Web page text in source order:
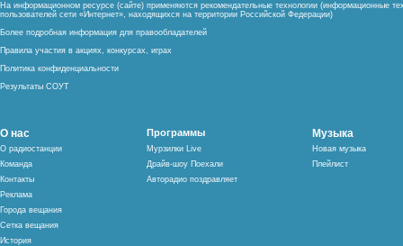
На информационном ресурсе (сайте) применяются рекомендательные технологии (информационные
пользователей сети «Интернет», находящихся на территории Российской Федерации)
Более подробная информация для правообладателей
Правила участия в акциях, конкурсах, играх
Политика конфиденциальности
Результаты СОУТ
О нас
О радиостанции
Команда
Контакты
Реклама
Города вещания
Сетка вещания
История
Программы
Мурзилки Live
Драйв-шоу Поехали
Авторадио поздравляет
Музыка
Новая музыка
Плейлист